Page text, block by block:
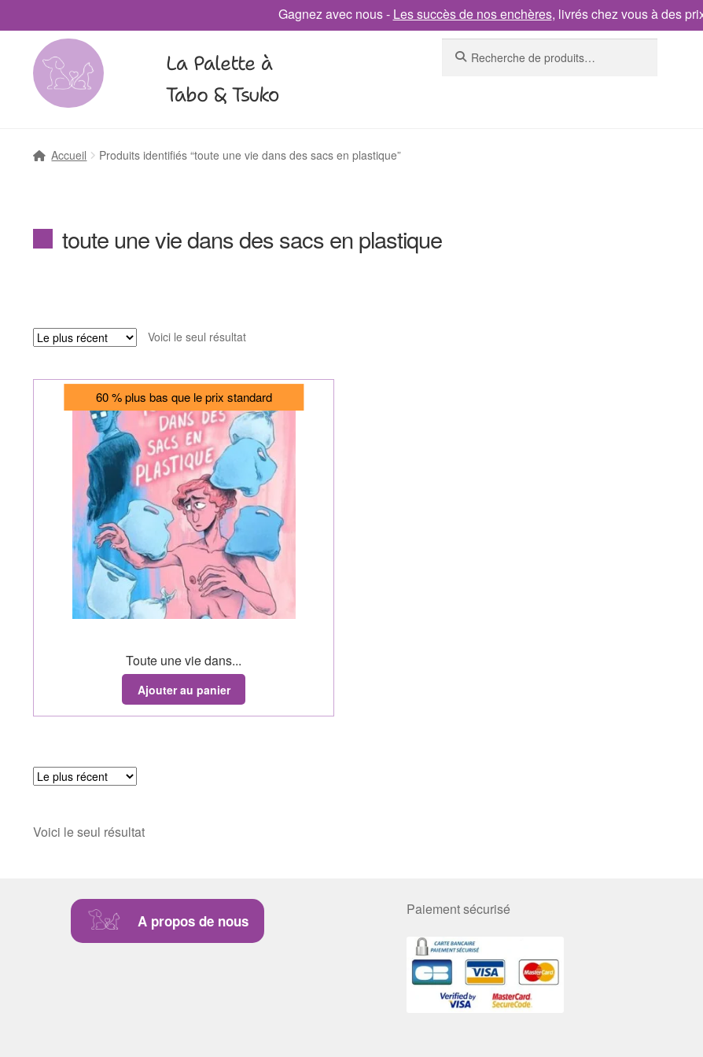
Gagnez avec nous - Les succès de nos enchères, livrés chez vous à des
La Palette à
Tabo & Tsuko
Accueil Produits identifiés “toute une vie dans des sacs en plastique”
toute une vie dans des sacs en plastique
Voici le seul résultat
60 % plus bas que le prix standard
Toute une vie dans...
Ajouter au panier
Voici le seul résultat
A propos de nous
Paiement sécurisé